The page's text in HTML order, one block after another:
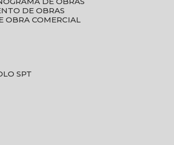
DE OBRAS
OBRA COMERCIAL
SPT